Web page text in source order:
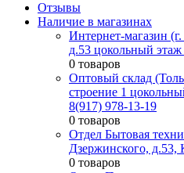
Отзывы
Наличие в магазинах
Интернет-магазин
д.53 цокольный этаж
0 товаров
Оптовый склад
строение 1
8(917) 978-13-19
0 товаров
Отдел Бытовая
Дзержинского, д.53,
0 товаров